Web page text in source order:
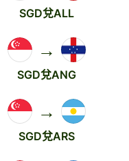
SGD兌ALL
→
SGD兌ANG
→
SGD兌ARS